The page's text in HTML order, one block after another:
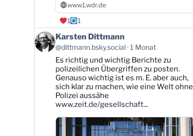
www1.wdr.de
1
1
Beitrag
von
Karsten
Dittmann
Bluesky
ansehen
Karsten Dittmann
@dittmann.bsky.social 1 Monat
Es richtig und wichtig Berichte zu
polizeilichen Übergriffen zu posten.
Genauso wichtig ist es m. E. aber auch,
sich klar zu machen, wie eine Welt ohne
Polizei aussähe
www.zeit.de/gesellschaft...